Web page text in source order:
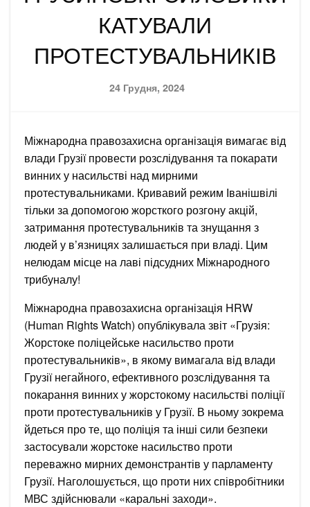
КАТУВАЛИ
ПРОТЕСТУВАЛЬНИКІВ
Posted
on
24 Грудня, 2024
Міжнародна правозахисна організація вимагає від
влади Грузії провести розслідування та покарати
винних у насильстві над мирними
протестувальниками. Кривавий режим Іванішвілі
тільки за допомогою жорсткого розгону акцій,
затримання протестувальників та знущання з
людей у в’язницях залишається при владі. Цим
нелюдам місце на лаві підсудних Міжнародного
трибуналу!
Міжнародна правозахисна організація HRW
(Human Rights Watch) опублікувала звіт «Грузія:
Жорстоке поліцейське насильство проти
протестувальників», в якому вимагала від влади
Грузії негайного, ефективного розслідування та
покарання винних у жорстокому насильстві поліції
проти протестувальників у Грузії. В ньому зокрема
йдеться про те, що поліція та інші сили безпеки
застосували жорстоке насильство проти
переважно мирних демонстрантів у парламенту
Грузії. Наголошується, що проти них співробітники
МВС здійснювали «каральні заходи».